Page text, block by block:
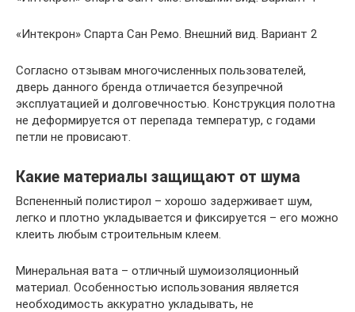
«Интекрон» Спарта Сан Ремо. Внешний вид. Вариант 2
Согласно отзывам многочисленных пользователей,
дверь данного бренда отличается безупречной
эксплуатацией и долговечностью. Конструкция полотна
не деформируется от перепада температур, с годами
петли не провисают.
Какие материалы защищают от шума
Вспененный полистирол – хорошо задерживает шум,
легко и плотно укладывается и фиксируется – его можно
клеить любым строительным клеем.
Минеральная вата – отличный шумоизоляционный
материал. Особенностью использования является
необходимость аккуратно укладывать, не